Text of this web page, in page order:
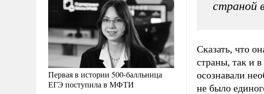
Первая в истории 500-балльница
ЕГЭ поступила в МФТИ
страной
Сказать, что
страны, так и
осознавали
не было